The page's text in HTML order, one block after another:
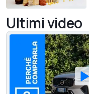
Ultimi video